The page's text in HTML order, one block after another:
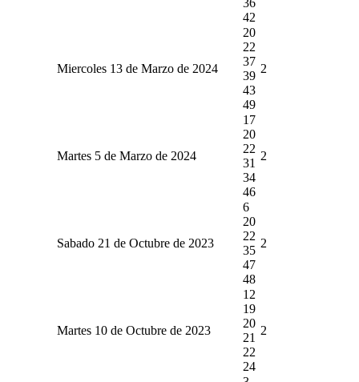
42
Miercoles 13 de Marzo de 2024
20
22
37
39
43
49
2
Martes 5 de Marzo de 2024
17
20
22
31
34
46
2
Sabado 21 de Octubre de 2023
6
20
22
35
47
48
2
Martes 10 de Octubre de 2023
12
19
20
21
22
24
2